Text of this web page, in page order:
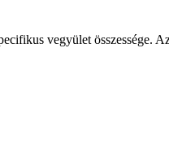
vegyület összessége.